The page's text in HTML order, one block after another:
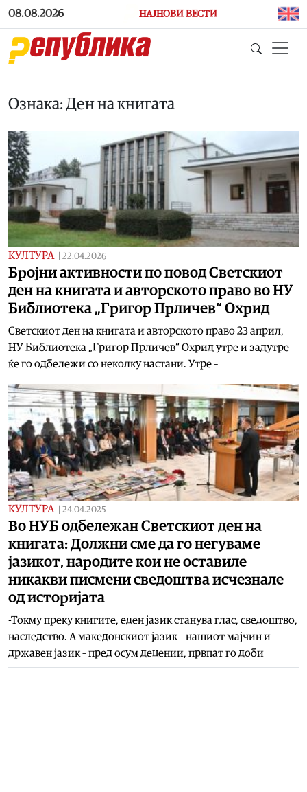
Skip to main content
08.08.2026 НАЈНОВИ ВЕСТИ
Ознака: Ден на книгата
КУЛТУРА 22.04.2026
Бројни активности по повод Светскиот
ден на книгата и авторското право во НУ
Библиотека „Григор Прличев“ Охрид
Светскиот ден на книгата и авторското право 23 април,
НУ Библиотека „Григор Прличев“ Охрид утре и задутре
ќе го одбележи со неколку настани. Утре –
КУЛТУРА 24.04.2025
Во НУБ одбележан Светскиот ден на
книгата: Должни сме да го негуваме
јазикот, народите кои не оставиле
никакви писмени сведоштва исчезнале
од историјата
-Токму преку книгите, еден јазик станува глас, сведоштво,
наследство. А македонскиот јазик – нашиот мајчин и
државен јазик – пред осум децении, првпат го доби